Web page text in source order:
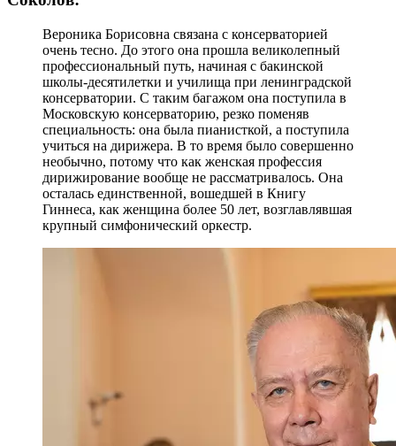
Вероника Борисовна связана с консерваторией
очень тесно. До этого она прошла великолепный
профессиональный путь, начиная с бакинской
школы-десятилетки и училища при ленинградской
консерватории. С таким багажом она поступила в
Московскую консерваторию, резко поменяв
специальность: она была пианисткой, а поступила
учиться на дирижера. В то время было совершенно
необычно, потому что как женская профессия
дирижирование вообще не рассматривалось. Она
осталась единственной, вошедшей в Книгу
Гиннеса, как женщина более 50 лет, возглавлявшая
крупный симфонический оркестр.